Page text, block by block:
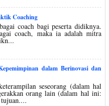
Coaching
coach bagi peserta didiknya.
coach, maka ia adalah mitra
dalam Berinovasi dan
seseorang (dalam hal
orang lain (dalam hal ini: